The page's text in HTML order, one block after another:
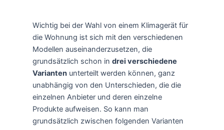
Wichtig bei der Wahl von einem Klimagerät für
die Wohnung ist sich mit den verschiedenen
Modellen auseinanderzusetzen, die
grundsätzlich schon in drei verschiedene
Varianten unterteilt werden können, ganz
unabhängig von den Unterschieden, die die
einzelnen Anbieter und deren einzelne
Produkte aufweisen. So kann man
grundsätzlich zwischen folgenden Varianten